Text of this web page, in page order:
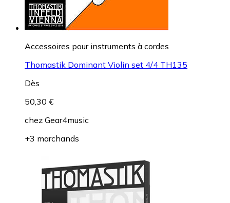
Accessoires pour instruments à cordes
Thomastik Dominant Violin set 4/4 TH135
Dès
50,30 €
chez Gear4music
+3 marchands